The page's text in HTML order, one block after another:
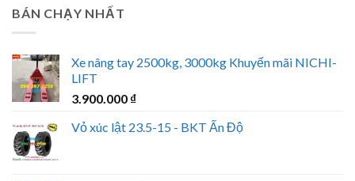
BÁN CHẠY NHẤT
Xe nâng tay 2500kg, 3000kg Khuyến mãi NICHI-
LIFT
3.900.000 ₫
Vỏ xúc lật 23.5-15 - BKT Ấn Độ